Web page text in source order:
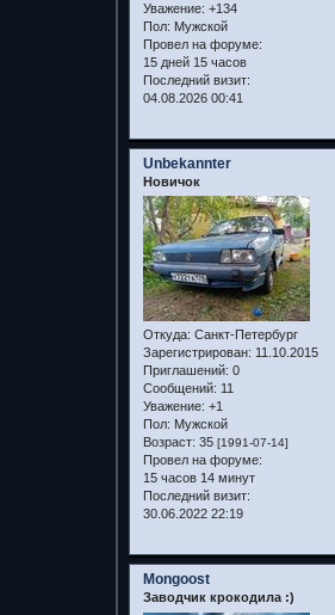
Уважение: +134
Пол: Мужской
Провел на форуме:
15 дней 15 часов
Последний визит:
04.08.2026 00:41
Unbekannter
Новичок
Откуда: Санкт-Петербург
Зарегистрирован: 11.10.2015
Приглашений: 0
Сообщений: 11
Уважение: +1
Пол: Мужской
Возраст: 35 [1991-07-14]
Провел на форуме:
15 часов 14 минут
Последний визит:
30.06.2022 22:19
Mongoost
Заводчик крокодила :)